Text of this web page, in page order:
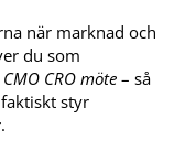
när marknad och
du som
CMO CRO möte – så
styr